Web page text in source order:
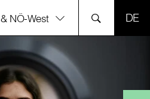
NÖ-West